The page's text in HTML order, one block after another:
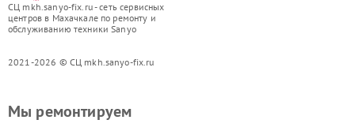
СЦ mkh.sanyo-fix.ru - сеть сервисных
центров в Махачкале по ремонту и
обслуживанию техники Sanyo
2021-2026 © СЦ mkh.sanyo-fix.ru
Мы ремонтируем